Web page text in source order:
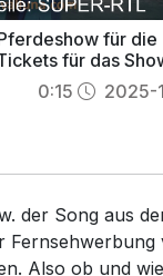
für die
für das
0:15 2025-
der Song aus
Also ob und